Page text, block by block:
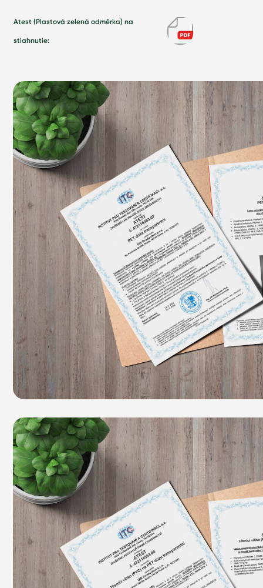
Atest (Plastová zelená odměrka) na
stiahnutie: